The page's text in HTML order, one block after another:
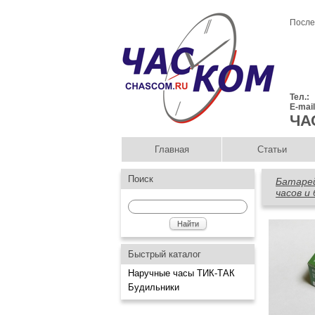
Тел.:
E-
Главная Статьи
Поиск
Быстрый каталог
Наручные часы ТИК-ТАК
Будильники
часов и